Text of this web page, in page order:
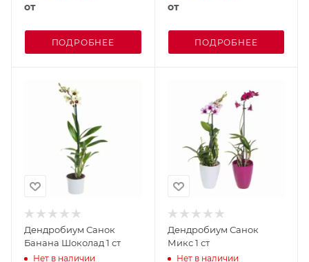
от
ПОДРОБНЕЕ
от
ПОДРОБНЕЕ
Дендробиум Санок
Банана Шоколад 1 ст
Нет в наличии
Дендробиум Санок
Микс 1 ст
Нет в наличии